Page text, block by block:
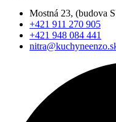
Mostná 23, (budova
+421 911 270 905
+421 948 084 441